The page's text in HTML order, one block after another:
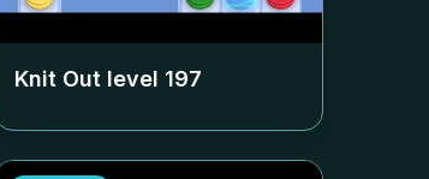
Knit Out level 197